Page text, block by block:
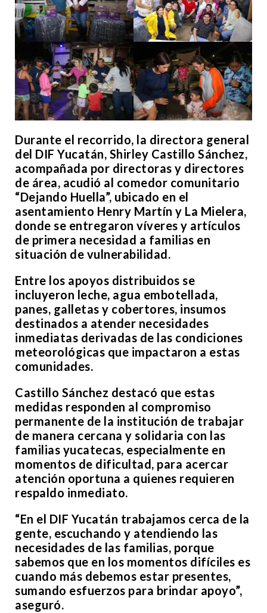
Durante el recorrido, la directora general
del DIF Yucatán, Shirley Castillo Sánchez,
acompañada por directoras y directores
de área, acudió al comedor comunitario
“Dejando Huella”, ubicado en el
asentamiento Henry Martín y La Mielera,
donde se entregaron víveres y artículos
de primera necesidad a familias en
situación de vulnerabilidad.
Entre los apoyos distribuidos se
incluyeron leche, agua embotellada,
panes, galletas y cobertores, insumos
destinados a atender necesidades
inmediatas derivadas de las condiciones
meteorológicas que impactaron a estas
comunidades.
Castillo Sánchez destacó que estas
medidas responden al compromiso
permanente de la institución de trabajar
de manera cercana y solidaria con las
familias yucatecas, especialmente en
momentos de dificultad, para acercar
atención oportuna a quienes requieren
respaldo inmediato.
“En el DIF Yucatán trabajamos cerca de la
gente, escuchando y atendiendo las
necesidades de las familias, porque
sabemos que en los momentos difíciles es
cuando más debemos estar presentes,
sumando esfuerzos para brindar apoyo”,
aseguró.